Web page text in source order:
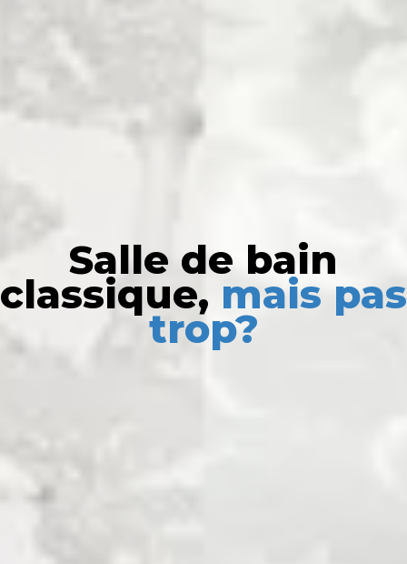
Salle de bain
classique, mais pas
trop?